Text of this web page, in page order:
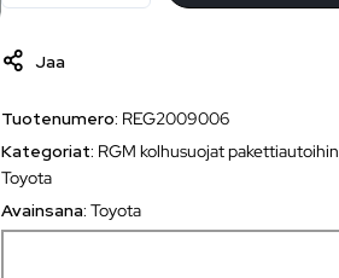
Jaa
Tuotenumero: REG2009006
Kategoriat: RGM kolhusuojat pakettiautoihin
Toyota
Avainsana:Toyota